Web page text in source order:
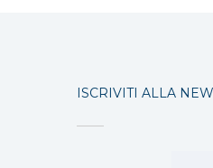
ISCRIVITI ALLA